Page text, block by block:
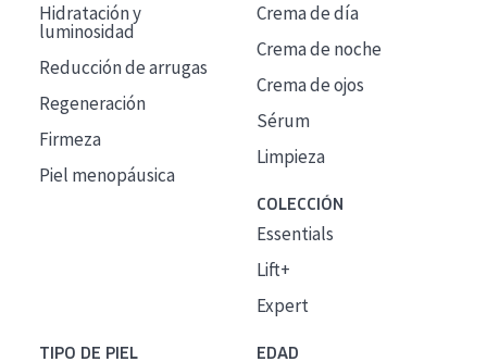
Hidratación y
luminosidad
Reducción de arrugas
Regeneración
Firmeza
Piel menopáusica
Crema de día
Crema de noche
Crema de ojos
Sérum
Limpieza
COLECCIÓN
Essentials
Lift+
Expert
TIPO DE PIEL EDAD